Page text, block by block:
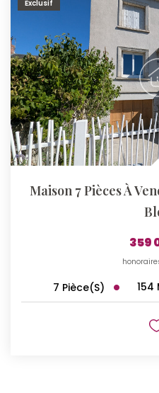
Exclusif
Maison 7 Pièces À
359
7 Pièce(s) 154